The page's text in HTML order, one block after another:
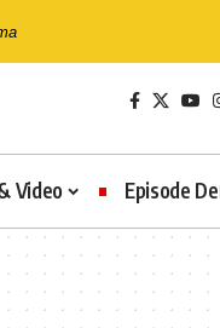
Video Episode